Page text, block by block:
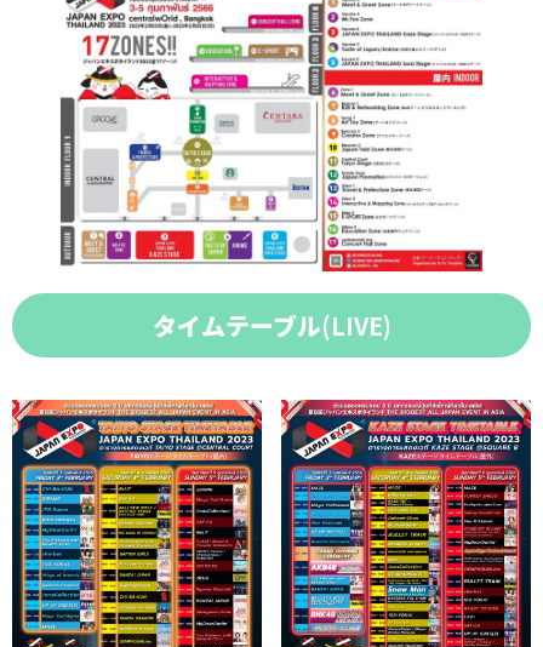
タイムテーブル(LIVE)